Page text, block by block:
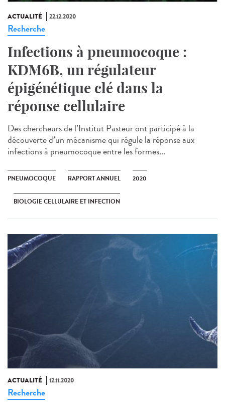
ACTUALITÉ 22.12.2020
Recherche
Infections à pneumocoque :
KDM6B, un régulateur
épigénétique clé dans la
réponse cellulaire
Des chercheurs de l’Institut Pasteur ont participé à la
découverte d’un mécanisme qui régule la réponse aux
infections à pneumocoque entre les formes...
PNEUMOCOQUE RAPPORT ANNUEL 2020
BIOLOGIE CELLULAIRE ET INFECTION
ACTUALITÉ 12.11.2020
Recherche